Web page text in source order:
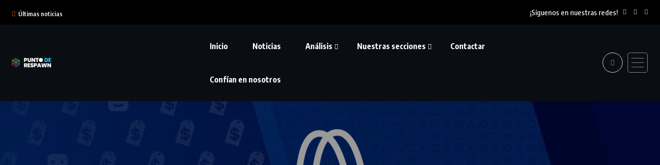
Últimas noticias ¡Síguenos en nuestras redes!
Inicio Noticias Análisis Nuestras secciones Contactar
Confían en nosotros